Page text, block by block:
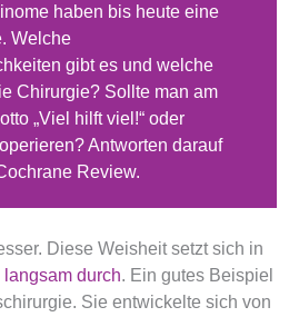
haben bis heute eine
Welche
gibt es und welche
Chirurgie? Sollte man am
„Viel hilft viel!“ oder
Antworten darauf
Review.
Diese Weisheit setzt sich in
langsam durch. Ein gutes Beispiel
Sie entwickelte sich von